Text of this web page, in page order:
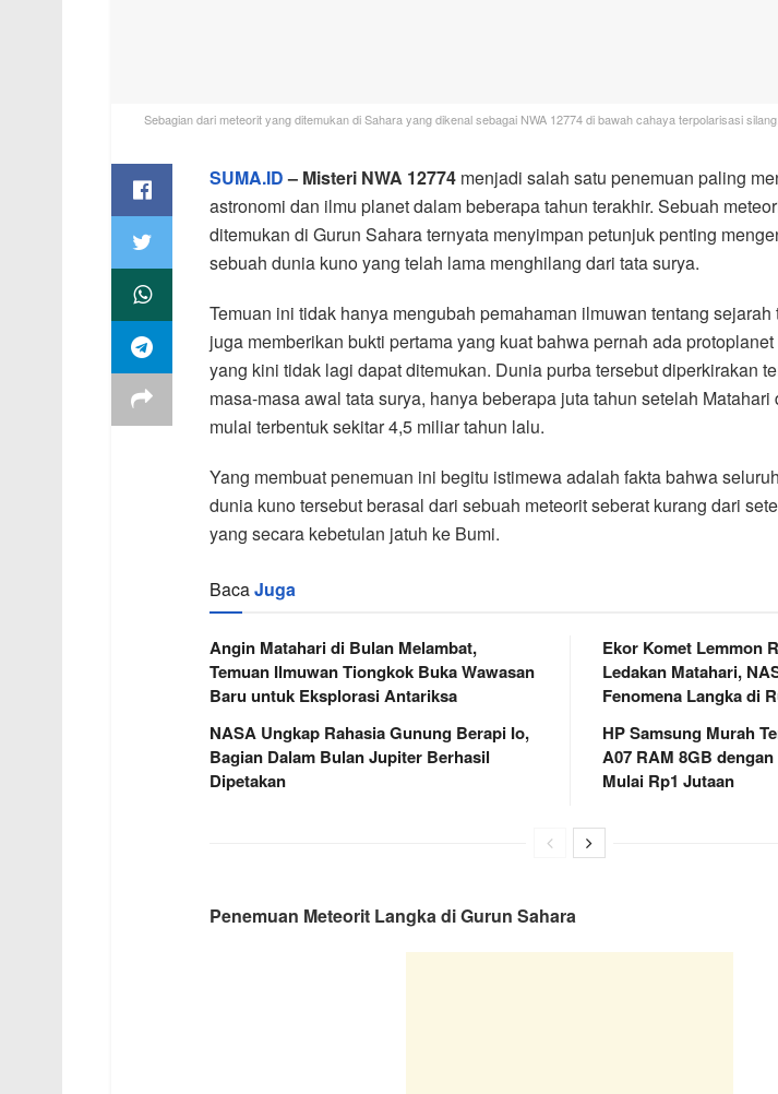
Sebagian dari meteorit yang ditemukan di Sahara yang dikenal sebagai NWA 12774 di bawah cahaya terpolarisasi
SUMA.ID– Misteri NWA 12774 menjadi salah satu penemuan paling
astronomi dan ilmu planet dalam beberapa tahun terakhir. Sebuah
ditemukan di Gurun Sahara ternyata menyimpan petunjuk penting
sebuah dunia kuno yang telah lama menghilang dari tata surya.
Temuan ini tidak hanya mengubah pemahaman ilmuwan tentang sejarah
juga memberikan bukti pertama yang kuat bahwa pernah ada
yang kini tidak lagi dapat ditemukan. Dunia purba tersebut diperkirakan
masa-masa awal tata surya, hanya beberapa juta tahun setelah
mulai terbentuk sekitar 4,5 miliar tahun lalu.
Yang membuat penemuan ini begitu istimewa adalah fakta bahwa
dunia kuno tersebut berasal dari sebuah meteorit seberat kurang dari
yang secara kebetulan jatuh ke Bumi.
BacaJuga
Angin Matahari di Bulan Melambat,
Temuan Ilmuwan Tiongkok Buka Wawasan
Baru untuk Eksplorasi Antariksa
NASA Ungkap Rahasia Gunung Berapi Io,
Bagian Dalam Bulan Jupiter Berhasil
Dipetakan
Ekor Komet Lemmon
Ledakan Matahari,
Fenomena Langka di
HP Samsung Murah
A07 RAM 8GB
Mulai Rp1 Jutaan
Penemuan Meteorit Langka di Gurun Sahara